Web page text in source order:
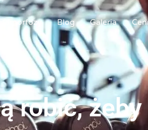
Blog Galeria
605 855
robić, żeby